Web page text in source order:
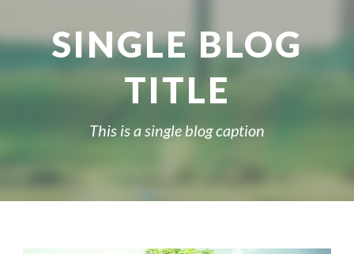
SINGLE BLOG
TITLE
This is a single blog caption